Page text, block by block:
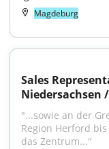
Magdeburg
Sales
Niedersachsen
"...sowie an der
Region Herford bis
das Zentrum..."